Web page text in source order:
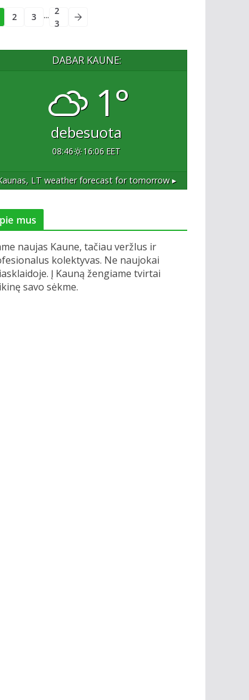
2 3 ... 2
3
DABAR KAUNE:
1°
debesuota
08:46 16:06 EET
LTweather forecast for tomorrow ▸
mus
naujas Kaune, tačiau veržlus ir
kolektyvas. Ne naujokai
Į Kauną žengiame tvirtai
savo sėkme.